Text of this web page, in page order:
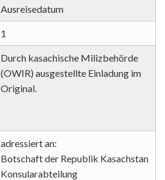
Ausreisedatum
1
Durch kasachische Milizbehörde
(OWIR) ausgestellte Einladung im
Original.
adressiert an:
Botschaft der Republik Kasachstan
Konsularabteilung